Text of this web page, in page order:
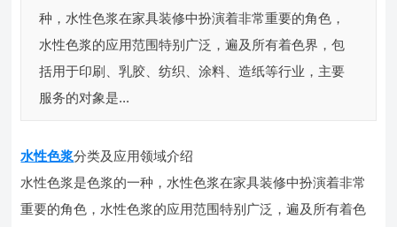
种，水性色浆在家具装修中扮演着非常重要的角色，
水性色浆的应用范围特别广泛，遍及所有着色界，包
括用于印刷、乳胶、纺织、涂料、造纸等行业，主要
服务的对象是...
水性色浆分类及应用领域介绍
水性色浆是色浆的一种，水性色浆在家具装修中扮演着非常
重要的角色，水性色浆的应用范围特别广泛，遍及所有着色